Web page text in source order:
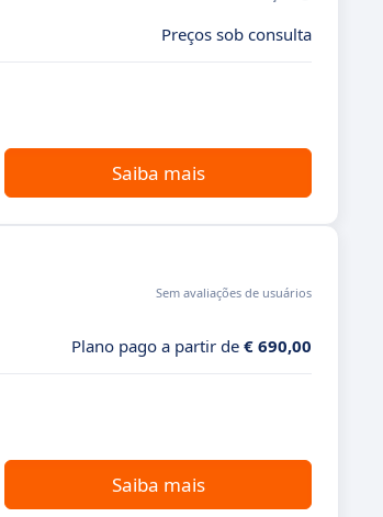
Preços sob consulta
Saiba mais
Sem avaliações de usuários
Plano pago a partir de € 690,00
Saiba mais